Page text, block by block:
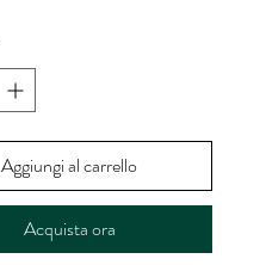
Aggiungi al carrello
Acquista ora